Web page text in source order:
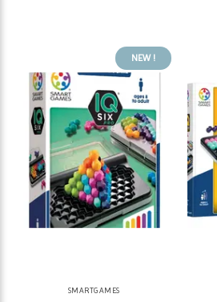
NEW !
SMARTGAMES